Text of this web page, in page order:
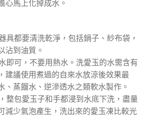
心馬上化掉成水。
具都要清洗乾淨，包括鍋子、紗布袋，
沾到油質。
即可，不要用熱水。洗愛玉的水需含有
建議使用煮過的自來水放涼後效果最
、蒸餾水、逆滲透水之類軟水製作。
整包愛玉子和手都浸到水底下洗，盡量
減少氣泡產生，洗出來的愛玉凍比較光